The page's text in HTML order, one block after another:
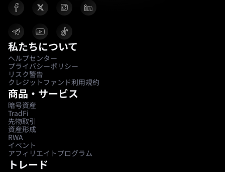
私たちについて
ヘルプセンター
プライバシーポリシー
リスク警告
クレジットファンド利用規約
商品・サービス
暗号資産
TradFi
先物取引
資産形成
RWA
イベント
アフィリエイトプログラム
トレード